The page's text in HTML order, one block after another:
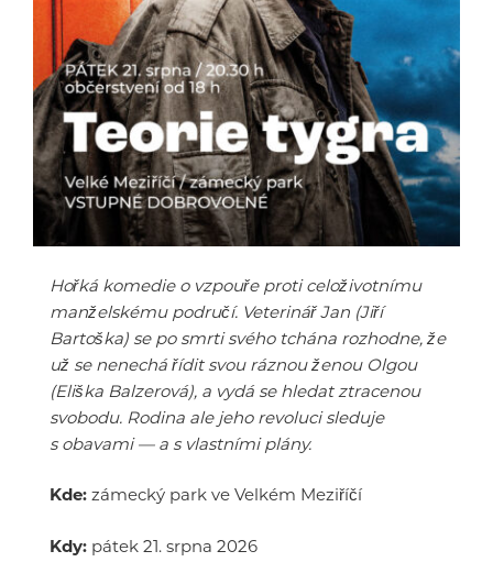
Hořká komedie o vzpouře proti celoživotnímu
manželskému područí. Veterinář Jan (Jiří
Bartoška) se po smrti svého tchána rozhodne, že
už se nenechá řídit svou ráznou ženou Olgou
(Eliška Balzerová), a vydá se hledat ztracenou
svobodu. Rodina ale jeho revoluci sleduje
s obavami — a s vlastními plány.
Kde: zámecký park ve Velkém Meziříčí
Kdy: pátek 21. srpna 2026